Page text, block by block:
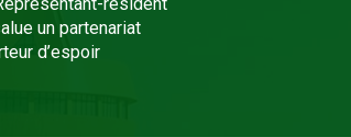
résident
un partenariat
d’espoir